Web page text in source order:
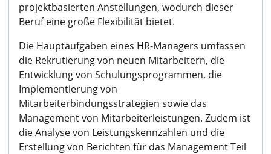
projektbasierten Anstellungen, wodurch dieser
Beruf eine große Flexibilität bietet.
Die Hauptaufgaben eines HR-Managers umfassen
die Rekrutierung von neuen Mitarbeitern, die
Entwicklung von Schulungsprogrammen, die
Implementierung von
Mitarbeiterbindungsstrategien sowie das
Management von Mitarbeiterleistungen. Zudem ist
die Analyse von Leistungskennzahlen und die
Erstellung von Berichten für das Management Teil